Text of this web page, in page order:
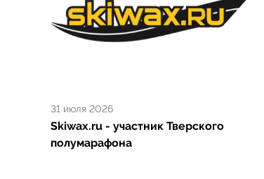
31 июля 2026
Skiwax.ru - участник Тверского
полумарафона